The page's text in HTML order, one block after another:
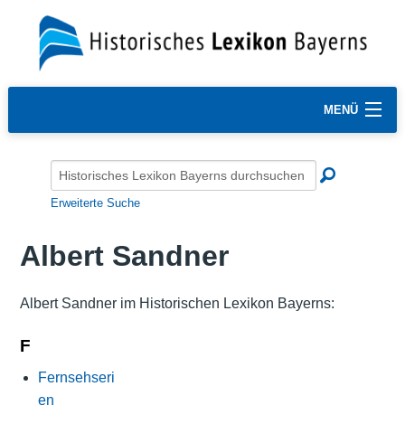
MENÜ
Erweiterte Suche
Albert Sandner
Albert Sandner im Historischen Lexikon Bayerns:
F
Fernsehseri
en